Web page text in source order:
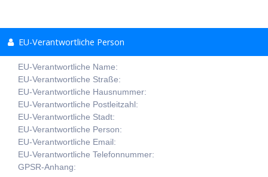
EU-Verantwortliche Person
EU-Verantwortliche Name:
EU-Verantwortliche Straße:
EU-Verantwortliche Hausnummer:
EU-Verantwortliche Postleitzahl:
EU-Verantwortliche Stadt:
EU-Verantwortliche Person:
EU-Verantwortliche Email:
EU-Verantwortliche Telefonnummer:
GPSR-Anhang: